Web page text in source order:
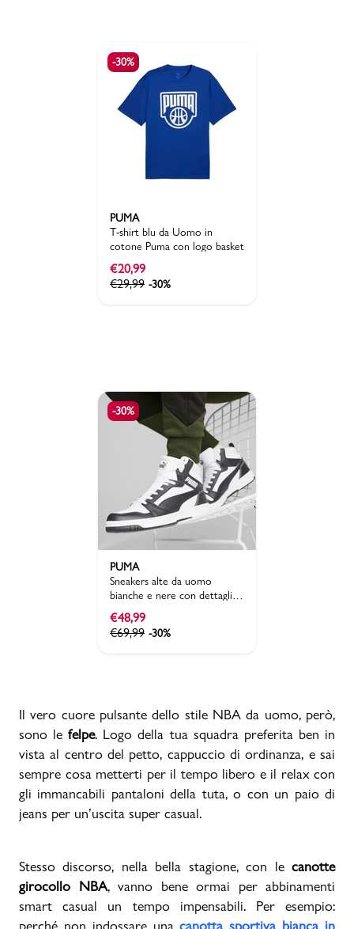
-30%
PUMA
T-shirt blu da Uomo in
cotone Puma con logo basket
€20,99
€29,99 -30%
-30%
PUMA
Sneakers alte da uomo
bianche e nere con dettagli
grigi Puma Rebound V6
€48,99
€69,99 -30%
Il vero cuore pulsante dello stile NBA da uomo, però,
sono lefelpe. Logo della tua squadra preferita ben in
vista al centro del petto, cappuccio di ordinanza, e sai
sempre cosa metterti per il tempo libero e il relax con
gli immancabili pantaloni della tuta, o con un paio di
jeans per un’uscita super casual.
Stesso discorso, nella bella stagione, con le canotte
girocollo NBA, vanno bene ormai per abbinamenti
smart casual un tempo impensabili. Per esempio:
perché non indossare unacanotta sportiva bianca in